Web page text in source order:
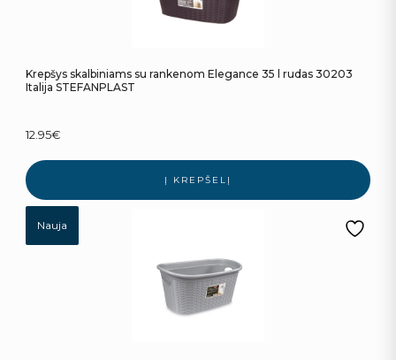
Krepšys skalbiniams su rankenom Elegance 35 l rudas 30203
Italija STEFANPLAST
12.95€
Į KREPŠELĮ
Nauja